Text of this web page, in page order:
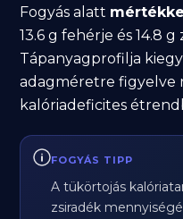
Fogyás alatt
13.6 g fehérje és 14.8 g
Tápanyagprofilja
adagméretre figyelve
kalóriadeficites
FOGYÁS TIPP
A tükörtojás
zsiradék